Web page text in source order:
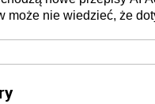
może nie wiedzieć, że